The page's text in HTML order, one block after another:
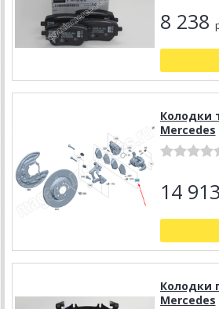
8 238
Колодки
Mercedes
14 913
Колодки
Mercedes